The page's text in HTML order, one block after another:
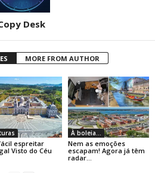
Desk
MORE FROM AUTHOR
espreitar
Visto do Céu
À boleia...
Nem as emoções
escapam! Agora já têm
radar…